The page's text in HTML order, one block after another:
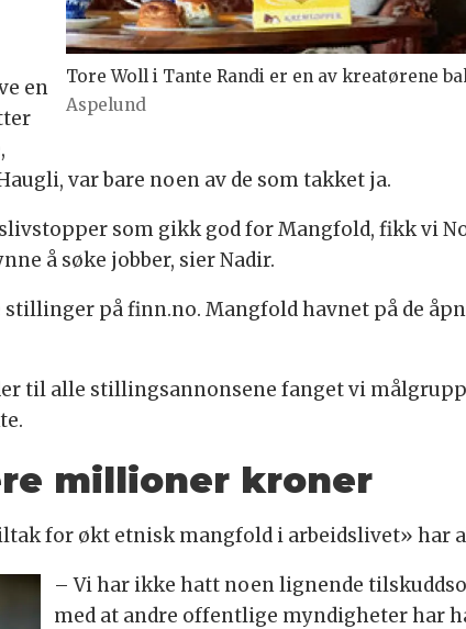
Tore Woll i Tante Randi er en av kreatørene
Aspelund
en
var bare noen av de som takket ja.
som gikk god for Mangfold, fikk vi
å søke jobber, sier Nadir.
på finn.no. Mangfold havnet på de
til alle stillingsannonsene fanget vi
millioner kroner
for økt etnisk mangfold i arbeidslivet» har
– Vi har ikke hatt noen lignende
med at andre offentlige myndigheter har